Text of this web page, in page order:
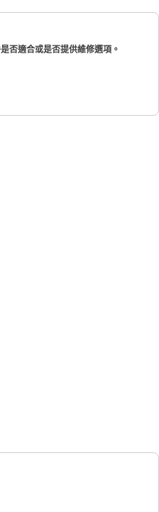
否適合或是否提供維修選項。